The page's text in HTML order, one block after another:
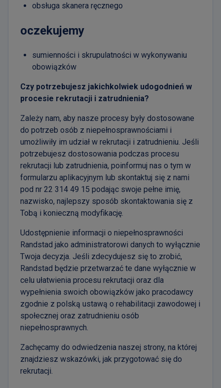
obsługa skanera ręcznego
oczekujemy
sumienności i skrupulatności w wykonywaniu
obowiązków
Czy potrzebujesz jakichkolwiek udogodnień w
procesie rekrutacji i zatrudnienia?
Zależy nam, aby nasze procesy były dostosowane
do potrzeb osób z niepełnosprawnościami i
umożliwiły im udział w rekrutacji i zatrudnieniu. Jeśli
potrzebujesz dostosowania podczas procesu
rekrutacji lub zatrudnienia, poinformuj nas o tym w
formularzu aplikacyjnym lub skontaktuj się z nami
pod nr 22 314 49 15 podając swoje pełne imię,
nazwisko, najlepszy sposób skontaktowania się z
Tobą i konieczną modyfikację.
Udostępnienie informacji o niepełnosprawności
Randstad jako administratorowi danych to wyłącznie
Twoja decyzja. Jeśli zdecydujesz się to zrobić,
Randstad będzie przetwarzać te dane wyłącznie w
celu ułatwienia procesu rekrutacji oraz dla
wypełnienia swoich obowiązków jako pracodawcy
zgodnie z polską ustawą o rehabilitacji zawodowej i
społecznej oraz zatrudnieniu osób
niepełnosprawnych.
Zachęcamy do odwiedzenia naszej strony, na której
znajdziesz wskazówki, jak przygotować się do
rekrutacji.